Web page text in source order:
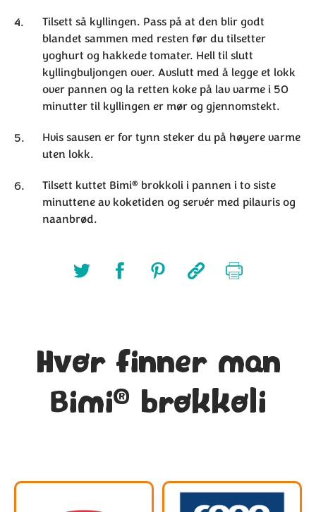
Tilsett så kyllingen. Pass på at den blir godt
blandet sammen med resten før du tilsetter
yoghurt og hakkede tomater. Hell til slutt
kyllingbuljongen over. Avslutt med å legge et lokk
over pannen og la retten koke på lav varme i 50
minutter til kyllingen er mør og gjennomstekt.
Hvis sausen er for tynn steker du på høyere varme
uten lokk.
Tilsett kuttet Bimi® brokkoli i pannen i to siste
minuttene av koketiden og servér med pilauris og
naanbrød.
Hvor finner man
Bimi® brokkoli